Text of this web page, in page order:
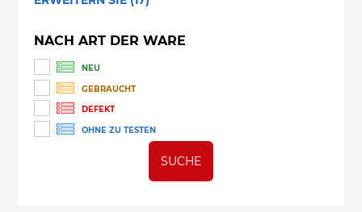
NACH ART DER WARE
NEU
GEBRAUCHT
DEFEKT
OHNE ZU TESTEN
SUCHE